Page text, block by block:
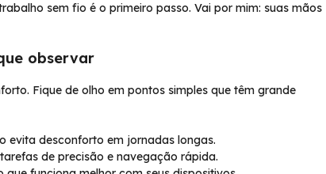
sem fio é o primeiro passo. Vai por mim: suas mãos
observar
Fique de olho em pontos simples que têm grande
evita desconforto em jornadas longas.
de precisão e navegação rápida.